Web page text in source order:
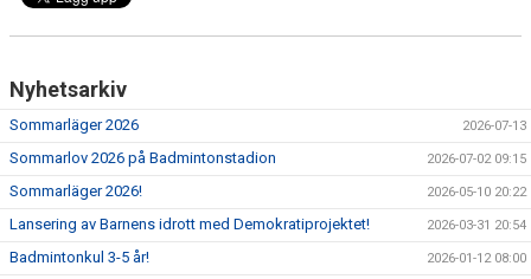
Nyhetsarkiv
Sommarläger 2026 2026-07-13
Sommarlov 2026 på Badmintonstadion 2026-07-02 09:15
Sommarläger 2026! 2026-05-10 20:22
Lansering av Barnens idrott med Demokratiprojektet! 2026-03-31 20:54
Badmintonkul 3-5 år! 2026-01-12 08:00